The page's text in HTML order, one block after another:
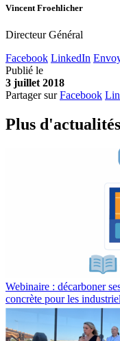
Vincent Froehlicher
Directeur Général
Facebook LinkedIn
Publié le
3 juillet 2018
Partager sur Facebook
Plus d'actualités
Webinaire : décarboner
concrète pour les